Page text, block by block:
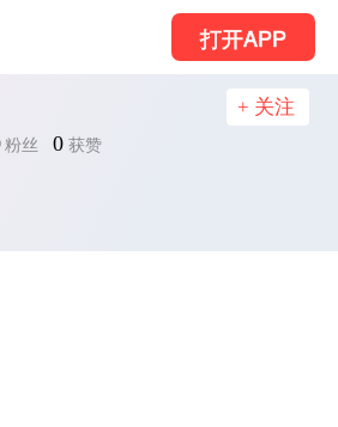
打开APP
粉丝 0 获赞
+ 关注